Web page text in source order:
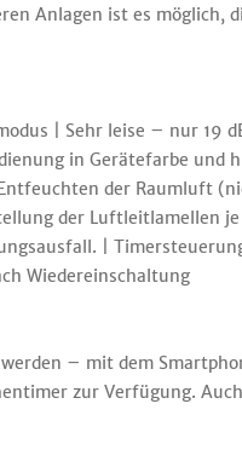
Anlagen ist es möglich,
| Sehr leise – nur 19
in Gerätefarbe und
der Raumluft
der Luftleitlamellen je
|
Wiedereinschaltung
– mit dem
zur Verfügung.